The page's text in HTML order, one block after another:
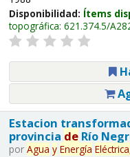
Disponibilidad: Ítems
topográfica: 621.374.5/
Estacion
provincia deRío
por Agua y Energía